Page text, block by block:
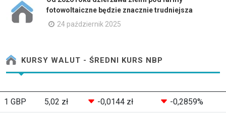
fotowoltaiczne będzie znacznie trudniejsza
24 październik 2025
KURSY WALUT - ŚREDNI KURS NBP
1 GBP 5,02 zł -0,0144 zł -0,2859%